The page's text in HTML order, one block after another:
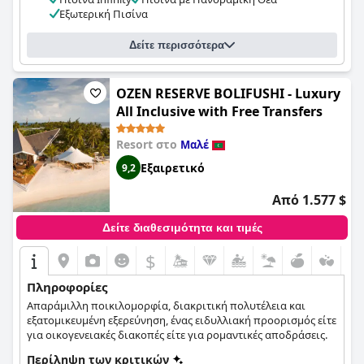
είναι η ιδανική τοποθεσία για όσους αναζητούν μια αξέχαστη
εμπειρία πέντε αστέρων σε ένα πολυτελές και ήσυχο
Εξωτερική Πισίνα
Δείτε περισσότερα
OZEN RESERVE BOLIFUSHI - Luxury
All Inclusive with Free Transfers
Resort στο Μαλέ
9,2 Εξαιρετικό
Από 1.577 $
Δείτε διαθεσιμότητα και τιμές
$
Πληροφορίες
Απαράμιλλη ποικιλομορφία, διακριτική πολυτέλεια και
εξατομικευμένη εξερεύνηση, ένας ειδυλλιακή προορισμός είτε
για οικογενειακές διακοπές είτε για ρομαντικές αποδράσεις.
Περίληψη των κριτικών